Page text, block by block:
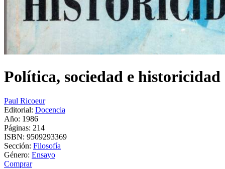
Política, sociedad e historicidad
Paul Ricoeur
Editorial: Docencia
Año: 1986
Páginas: 214
ISBN: 9509293369
Sección: Filosofía
Género: Ensayo
Comprar